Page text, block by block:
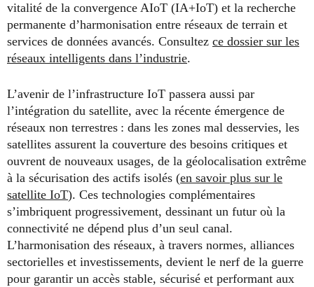
vitalité de la convergence AIoT (IA+IoT) et la recherche
permanente d’harmonisation entre réseaux de terrain et
services de données avancés. Consultez ce dossier sur les
réseaux intelligents dans l’industrie.
L’avenir de l’infrastructure IoT passera aussi par
l’intégration du satellite, avec la récente émergence de
réseaux non terrestres : dans les zones mal desservies, les
satellites assurent la couverture des besoins critiques et
ouvrent de nouveaux usages, de la géolocalisation extrême
à la sécurisation des actifs isolés (en savoir plus sur le
satellite IoT). Ces technologies complémentaires
s’imbriquent progressivement, dessinant un futur où la
connectivité ne dépend plus d’un seul canal.
L’harmonisation des réseaux, à travers normes, alliances
sectorielles et investissements, devient le nerf de la guerre
pour garantir un accès stable, sécurisé et performant aux